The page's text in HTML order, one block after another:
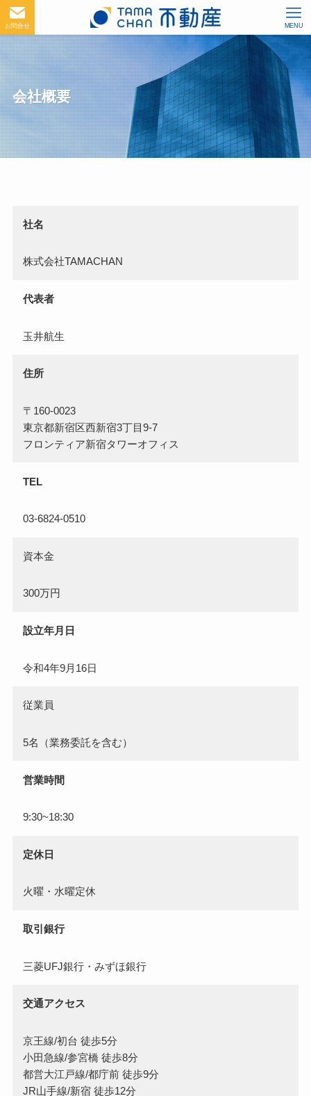
お問合せ MENU
会社概要
社名
株式会社TAMACHAN
代表者
玉井航生
住所
〒160-0023
東京都新宿区西新宿3丁目9-7
フロンティア新宿タワーオフィス
TEL
03-6824-0510
資本金
300万円
設立年月日
令和4年9月16日
従業員
5名（業務委託を含む）
営業時間
9:30~18:30
定休日
火曜・水曜定休
取引銀行
三菱UFJ銀行・みずほ銀行
交通アクセス
京王線/初台 徒歩5分
小田急線/参宮橋 徒歩8分
都営大江戸線/都庁前 徒歩9分
JR山手線/新宿 徒歩12分